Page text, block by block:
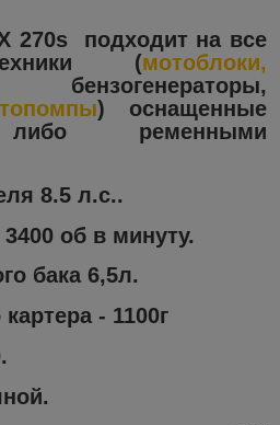
270s подходит на все
(мотоблоки,
) оснащенные
либо ременными
8.5 л.с..
об в минуту.
бака 6,5л.
- 1100г